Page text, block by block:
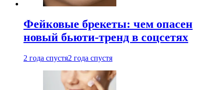
Фейковые брекеты: чем опасен
новый бьюти-тренд в соцсетях
2 года спустя2 года спустя